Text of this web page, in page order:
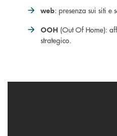
web: presenza sui siti e
OOH (Out Of Home):
strategico.